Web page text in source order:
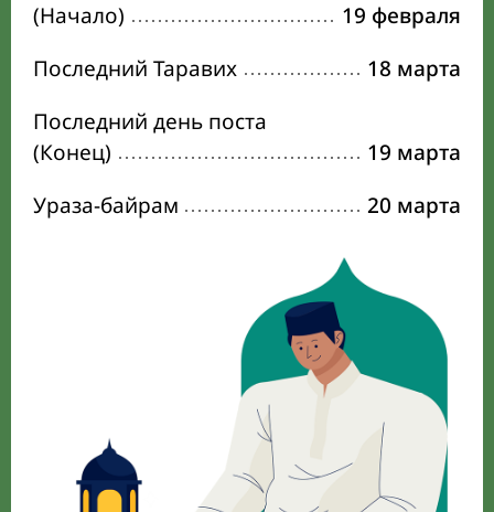
(Начало)
19 февраля
Последний Таравих
18 марта
Последний день поста
(Конец)
19 марта
Ураза-байрам
20 марта